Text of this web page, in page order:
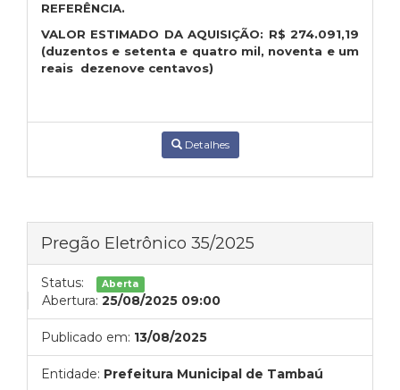
REFERÊNCIA.
VALOR ESTIMADO DA AQUISIÇÃO: R$ 274.091,19
(duzentos e setenta e quatro mil, noventa e um
reais dezenove centavos)
Detalhes
Pregão Eletrônico 35/2025
Status: Aberta
Abertura: 25/08/2025 09:00
Publicado em: 13/08/2025
Entidade: Prefeitura Municipal de Tambaú